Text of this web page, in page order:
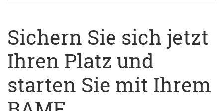
Sichern Sie sich jetzt
Ihren Platz und
starten Sie mit Ihrem